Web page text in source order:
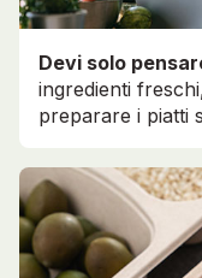
Devi solo
ingredienti
preparare i piatti